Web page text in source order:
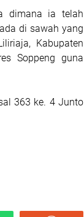
dimana ia telah
di sawah yang
Kabupaten
Soppeng guna
363 ke. 4 Junto